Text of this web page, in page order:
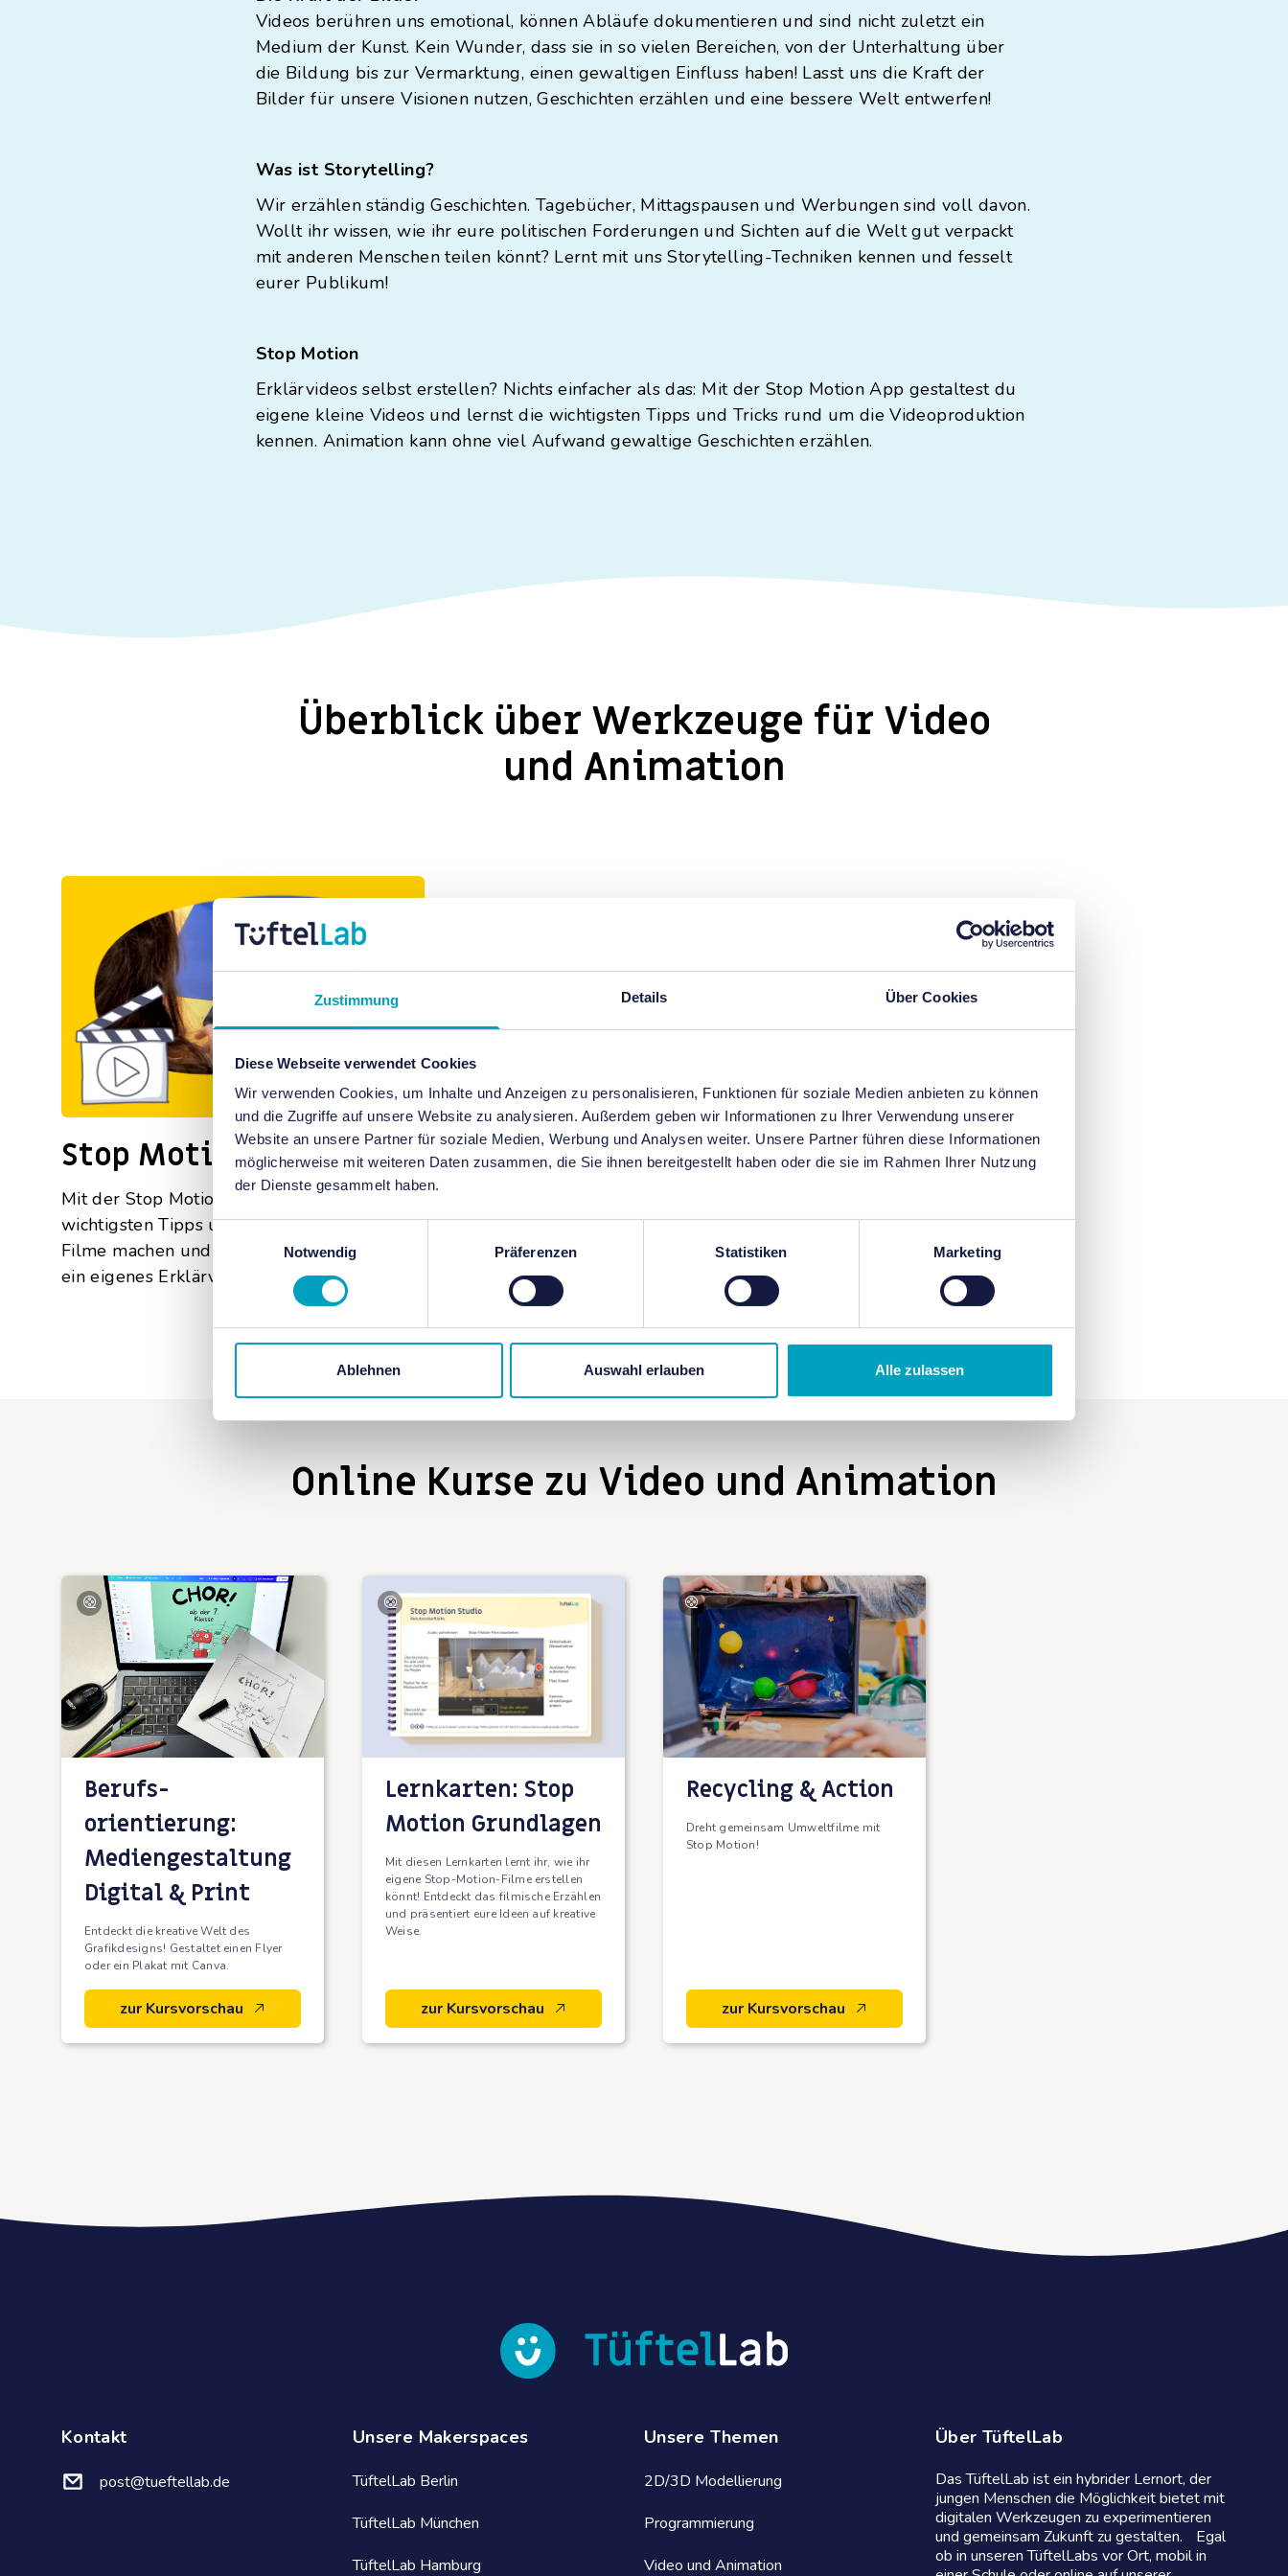
Zustimmung Details Über Cookies
Diese Webseite verwendet Cookies
Wir verwenden Cookies, um Inhalte und Anzeigen zu personalisieren, Funktionen für soziale Medien anbieten zu können
und die Zugriffe auf unsere Website zu analysieren. Außerdem geben wir Informationen zu Ihrer Verwendung unserer
Website an unsere Partner für soziale Medien, Werbung und Analysen weiter. Unsere Partner führen diese Informationen
möglicherweise mit weiteren Daten zusammen, die Sie ihnen bereitgestellt haben oder die sie im Rahmen Ihrer Nutzung
der Dienste gesammelt haben.
Einwilligungsauswahl
Notwendig
Präferenzen Statistiken Marketing
Ablehnen Auswahl erlauben Alle zulassen
Videos berühren uns emotional, können Abläufe dokumentieren und sind nicht zuletzt ein
Medium der Kunst. Kein Wunder, dass sie in so vielen Bereichen, von der Unterhaltung über
die Bildung bis zur Vermarktung, einen gewaltigen Einfluss haben! Lasst uns die Kraft der
Bilder für unsere Visionen nutzen, Geschichten erzählen und eine bessere Welt entwerfen!
Was ist Storytelling?
Wir erzählen ständig Geschichten. Tagebücher, Mittagspausen und Werbungen sind voll davon.
Wollt ihr wissen, wie ihr eure politischen Forderungen und Sichten auf die Welt gut verpackt
mit anderen Menschen teilen könnt? Lernt mit uns Storytelling-Techniken kennen und fesselt
eurer Publikum!
Stop Motion
Erklärvideos selbst erstellen? Nichts einfacher als das: Mit der Stop Motion App gestaltest du
eigene kleine Videos und lernst die wichtigsten Tipps und Tricks rund um die Videoproduktion
kennen. Animation kann ohne viel Aufwand gewaltige Geschichten erzählen.
Überblick über Werkzeuge für Video
und Animation
Stop Motion App
Mit der Stop Motion App lernt ihr die
wichtigsten Tipps und Tricks rund ums
Filme machen und erstellt beispielsweise
ein eigenes Erklärvideo.
Online Kurse zu Video und Animation
Berufs­
orientierung:
Mediengestaltung
Digital & Print
Entdeckt die kreative Welt des
Grafikdesigns! Gestaltet einen Flyer
oder ein Plakat mit Canva.
zur Kursvorschau
Lernkarten: Stop
Motion Grundlagen
Mit diesen Lernkarten lernt ihr, wie ihr
eigene Stop-Motion-Filme erstellen
könnt! Entdeckt das filmische Erzählen
und präsentiert eure Ideen auf kreative
Weise.
zur Kursvorschau
Recycling & Action
Dreht gemeinsam Umweltfilme mit
Stop Motion!
zur Kursvorschau
Kontakt
post@tueftellab.de
Unsere Makerspaces
TüftelLab Berlin
TüftelLab München
TüftelLab Hamburg
Unsere Themen
2D/3D Modellierung
Programmierung
Video und Animation
Über TüftelLab
Das TüftelLab ist ein hybrider Lernort, der
jungen Menschen die Möglichkeit bietet mit
digitalen Werkzeugen zu experimentieren
und gemeinsam Zukunft zu gestalten. Egal
ob in unseren TüftelLabs vor Ort, mobil in